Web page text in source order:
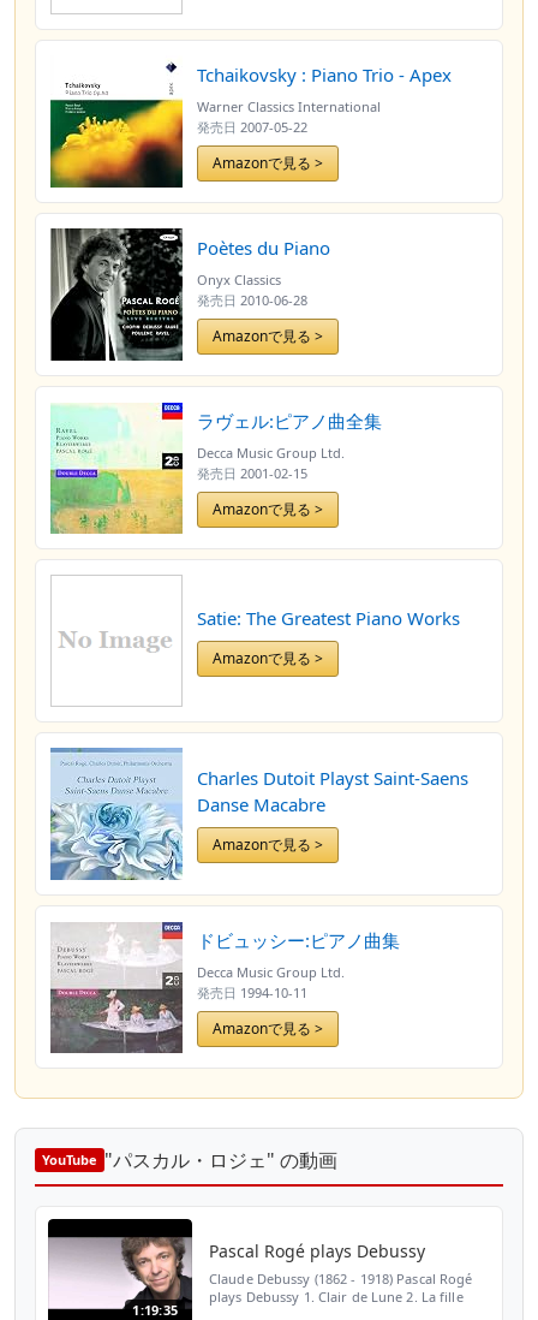
Tchaikovsky : Piano Trio - Apex
Warner Classics International
発売日 2007-05-22
Amazonで見る >
Poètes du Piano
Onyx Classics
発売日 2010-06-28
Amazonで見る >
ラヴェル:ピアノ曲全集
Decca Music Group Ltd.
発売日 2001-02-15
Amazonで見る >
Satie: The Greatest Piano Works
Amazonで見る >
Charles Dutoit Playst Saint-Saens
Danse Macabre
Amazonで見る >
ドビュッシー:ピアノ曲集
Decca Music Group Ltd.
発売日 1994-10-11
Amazonで見る >
YouTube "パスカル・ロジェ" の動画
1:19:35
Pascal Rogé plays Debussy
Claude Debussy (1862 - 1918) Pascal Rogé
plays Debussy 1. Clair de Lune 2. La fille